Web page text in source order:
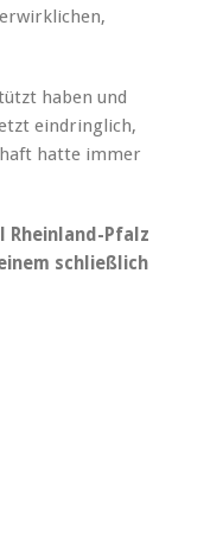
haben und
eindringlich,
hatte immer
Rheinland-Pfalz
schließlich